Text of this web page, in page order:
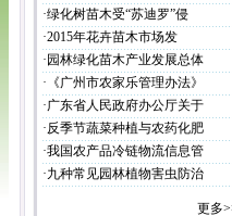
·绿化树苗木受“苏迪罗”侵
·2015年花卉苗木市场发
· 园林绿化苗木产业发展总体
· 《广州市农家乐管理办法》
·广东省人民政府办公厅关于
·反季节蔬菜种植与农药化肥
·我国农产品冷链物流信息管
·九种常见园林植物害虫防治
更多